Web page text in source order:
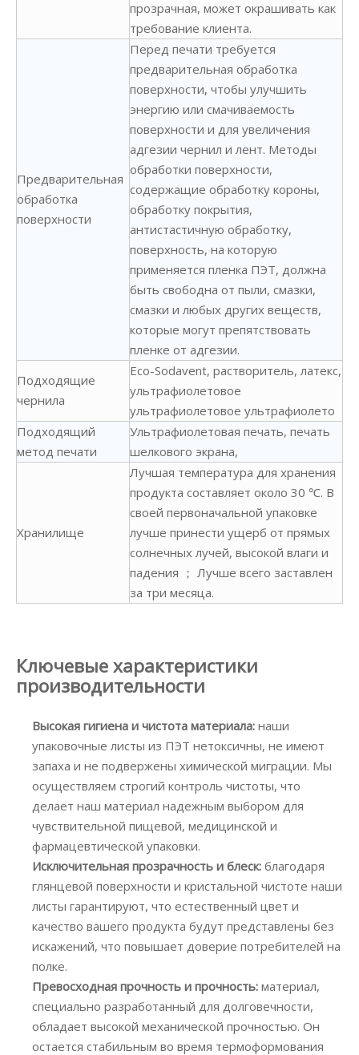
прозрачная, может окрашивать как
требование клиента.
Предварительная
обработка
поверхности
Перед печати требуется
предварительная обработка
поверхности, чтобы улучшить
энергию или смачиваемость
поверхности и для увеличения
адгезии чернил и лент. Методы
обработки поверхности,
содержащие обработку короны,
обработку покрытия,
антистастичную обработку,
поверхность, на которую
применяется пленка ПЭТ, должна
быть свободна от пыли, смазки,
смазки и любых других веществ,
которые могут препятствовать
пленке от адгезии.
Подходящие
чернила
Eco-Sodavent, растворитель, латекс,
ультрафиолетовое
ультрафиолетовое ультрафиолето
Подходящий
метод печати
Ультрафиолетовая печать, печать
шелкового экрана,
Хранилище
Лучшая температура для хранения
продукта составляет около 30 ℃. В
своей первоначальной упаковке
лучше принести ущерб от прямых
солнечных лучей, высокой влаги и
падения ； Лучше всего заставлен
за три месяца.
Ключевые характеристики
производительности
Высокая гигиена и чистота материала: наши
упаковочные листы из ПЭТ нетоксичны, не имеют
запаха и не подвержены химической миграции. Мы
осуществляем строгий контроль чистоты, что
делает наш материал надежным выбором для
чувствительной пищевой, медицинской и
фармацевтической упаковки.
Исключительная прозрачность и блеск: благодаря
глянцевой поверхности и кристальной чистоте наши
листы гарантируют, что естественный цвет и
качество вашего продукта будут представлены без
искажений, что повышает доверие потребителей на
полке.
Превосходная прочность и прочность: материал,
специально разработанный для долговечности,
обладает высокой механической прочностью. Он
остается стабильным во время термоформования